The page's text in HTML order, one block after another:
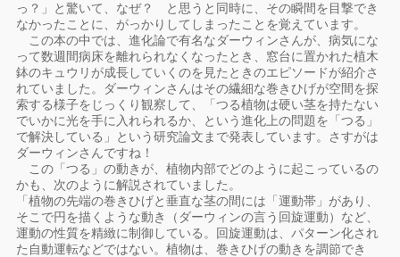
っ？」と驚いて、なぜ？ と思うと同時に、その瞬間を目撃でき
なかったことに、がっかりしてしまったことを覚えています。
この本の中では、進化論で有名なダーウィンさんが、病気にな
って数週間病床を離れられなくなったとき、窓台に置かれた植木
鉢のキュウリが成長していくのを見たときのエピソードが紹介さ
れていました。ダーウィンさんはその繊細な巻きひげが空間を探
索する様子をじっくり観察して、「つる植物は硬い茎を持たない
でいかに光を手に入れられるか、という進化上の問題を「つる」
で解決している」という研究論文まで発表しています。さすがは
ダーウィンさんですね！
この「つる」の動きが、植物内部でどのように起こっているの
かも、次のように解説されていました。
「植物の先端の巻きひげと垂直な茎の間には「運動帯」があり、
そこで円を描くような動き（ダーウィンの言う回旋運動）など、
運動の性質を精緻に制御している。回旋運動は、パターン化され
た自動運転などではない。植物は、巻きひげの動きを調節でき